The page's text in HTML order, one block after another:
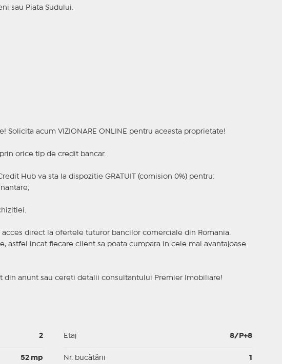
sau Piata Sudului.
Solicita acum VIZIONARE ONLINE pentru aceasta proprietate!
orice tip de credit bancar.
Hub va sta la dispozitie GRATUIT (comision 0%) pentru:
direct la ofertele tuturor bancilor comerciale din Romania.
astfel incat fiecare client sa poata cumpara in cele mai avantajoase
din anunt sau cereti detalii consultantului Premier Imobiliare!
2
52 mp
Etaj 8/P+8
Nr. bucătării